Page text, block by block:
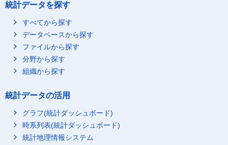
統計データを探す
すべてから探す
データベースから探す
ファイルから探す
分野から探す
組織から探す
統計データの活用
グラフ(統計ダッシュボード)
時系列表(統計ダッシュボード)
統計地理情報システム